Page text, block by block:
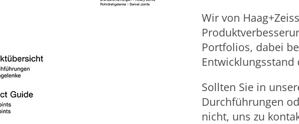
Wir von
Portfolios, dabei
Entwicklungsstand
Sollten Sie in
Durchführungen
nicht, uns zu